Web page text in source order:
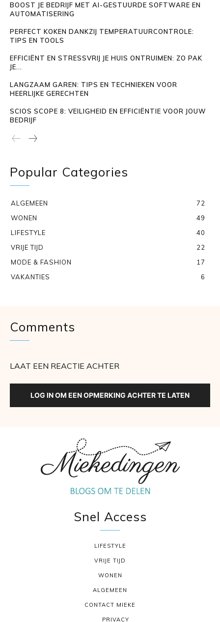
BOOST JE BEDRIJF MET AI-GESTUURDE SOFTWARE EN
AUTOMATISERING
PERFECT KOKEN DANKZIJ TEMPERATUURCONTROLE:
TIPS EN TOOLS
EFFICIËNT EN STRESSVRIJ JE HUIS ONTRUIMEN: ZO PAK
JE...
LANGZAAM GAREN: TIPS EN TECHNIEKEN VOOR
HEERLIJKE GERECHTEN
SCIOS SCOPE 8: VEILIGHEID EN EFFICIËNTIE VOOR JOUW
BEDRIJF
Popular Categories
ALGEMEEN
72
WONEN
49
LIFESTYLE
40
VRIJE TIJD
22
MODE & FASHION
17
VAKANTIES
6
Comments
LAAT EEN REACTIE ACHTER
LOG IN OM EEN OPMERKING ACHTER TE LATEN
Snel Access
LIFESTYLE
VRIJE TIJD
WONEN
ALGEMEEN
CONTACT MIEKE
PRIVACY